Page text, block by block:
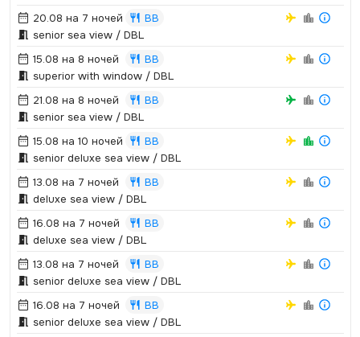
20.08 на 7 ночей
BB
senior sea view / DBL
15.08 на 8 ночей
BB
superior with window / DBL
21.08 на 8 ночей
BB
senior sea view / DBL
15.08 на 10 ночей
BB
senior deluxe sea view / DBL
13.08 на 7 ночей
BB
deluxe sea view / DBL
16.08 на 7 ночей
BB
deluxe sea view / DBL
13.08 на 7 ночей
BB
senior deluxe sea view / DBL
16.08 на 7 ночей
BB
senior deluxe sea view / DBL